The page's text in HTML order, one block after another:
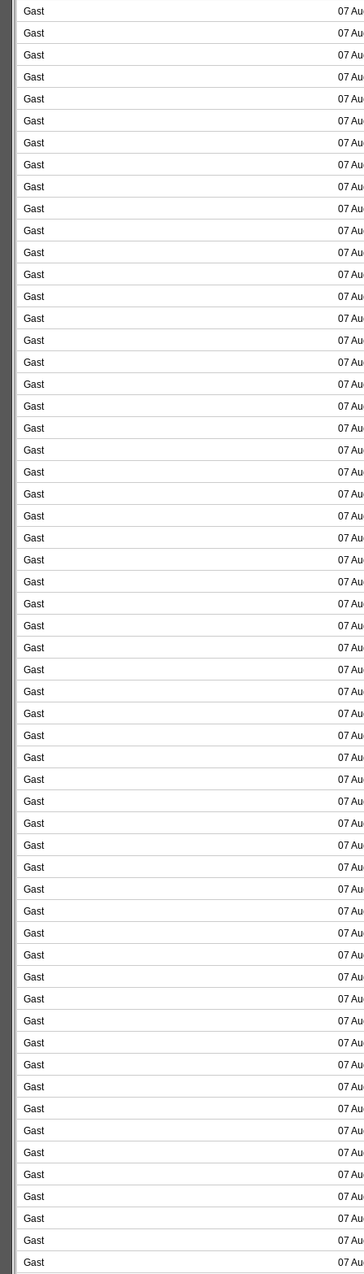
Gast
07
Gast
07
Gast
07
Gast
07
Gast
07
Gast
07
Gast
07
Gast
07
Gast
07
Gast
07
Gast
07
Gast
07
Gast
07
Gast
07
Gast
07
Gast
07
Gast
07
Gast
07
Gast
07
Gast
07
Gast
07
Gast
07
Gast
07
Gast
07
Gast
07
Gast
07
Gast
07
Gast
07
Gast
07
Gast
07
Gast
07
Gast
07
Gast
07
Gast
07
Gast
07
Gast
07
Gast
07
Gast
07
Gast
07
Gast
07
Gast
07
Gast
07
Gast
07
Gast
07
Gast
07
Gast
07
Gast
07
Gast
07
Gast
07
Gast
07
Gast
07
Gast
07
Gast
07
Gast
07
Gast
07
Gast
07
Gast
07
Gast
07